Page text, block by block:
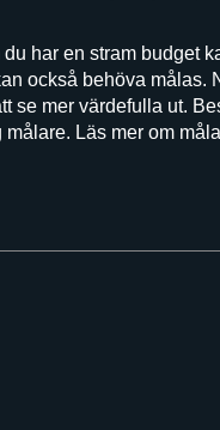
har en stram budget
också behöva målas.
se mer värdefulla ut.
Läs mer om